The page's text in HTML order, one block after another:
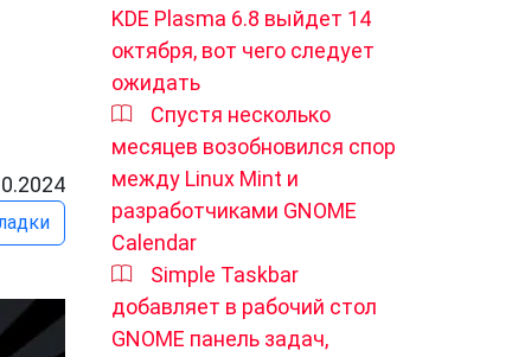
KDE Plasma 6.8 выйдет 14
октября, вот чего следует
ожидать
Спустя несколько
месяцев возобновился спор
между Linux Mint и
разработчиками GNOME
Calendar
Simple Taskbar
добавляет в рабочий стол
GNOME панель задач,